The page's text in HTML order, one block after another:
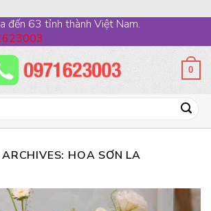
đến 63 tỉnh thành Việt Nam.
0
HOA SƠN LA